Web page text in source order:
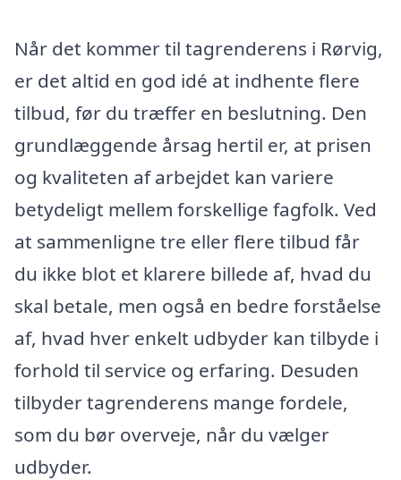
Når det kommer til tagrenderens i Rørvig,
er det altid en god idé at indhente flere
tilbud, før du træffer en beslutning. Den
grundlæggende årsag hertil er, at prisen
og kvaliteten af arbejdet kan variere
betydeligt mellem forskellige fagfolk. Ved
at sammenligne tre eller flere tilbud får
du ikke blot et klarere billede af, hvad du
skal betale, men også en bedre forståelse
af, hvad hver enkelt udbyder kan tilbyde i
forhold til service og erfaring. Desuden
tilbyder tagrenderens mange fordele,
som du bør overveje, når du vælger
udbyder.